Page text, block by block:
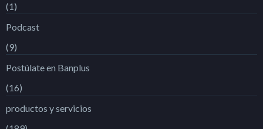
(1)
Podcast
(9)
Postúlate en Banplus
(16)
productos y servicios